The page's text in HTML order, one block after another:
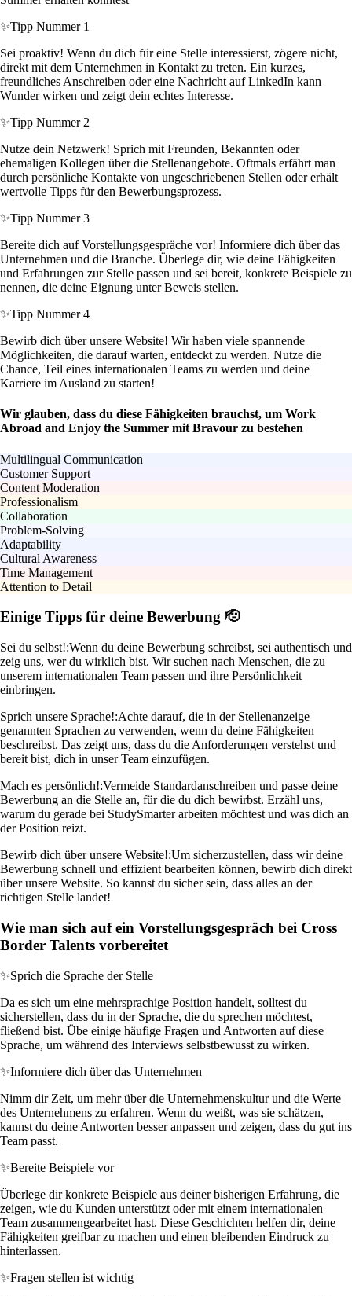
✨Tipp Nummer 1
Sei proaktiv! Wenn du dich für eine Stelle interessierst, zögere nicht,
direkt mit dem Unternehmen in Kontakt zu treten. Ein kurzes,
freundliches Anschreiben oder eine Nachricht auf LinkedIn kann
Wunder wirken und zeigt dein echtes Interesse.
✨Tipp Nummer 2
Nutze dein Netzwerk! Sprich mit Freunden, Bekannten oder
ehemaligen Kollegen über die Stellenangebote. Oftmals erfährt man
durch persönliche Kontakte von ungeschriebenen Stellen oder erhält
wertvolle Tipps für den Bewerbungsprozess.
✨Tipp Nummer 3
Bereite dich auf Vorstellungsgespräche vor! Informiere dich über das
Unternehmen und die Branche. Überlege dir, wie deine Fähigkeiten
und Erfahrungen zur Stelle passen und sei bereit, konkrete Beispiele zu
nennen, die deine Eignung unter Beweis stellen.
✨Tipp Nummer 4
Bewirb dich über unsere Website! Wir haben viele spannende
Möglichkeiten, die darauf warten, entdeckt zu werden. Nutze die
Chance, Teil eines internationalen Teams zu werden und deine
Karriere im Ausland zu starten!
Wir glauben, dass du diese Fähigkeiten brauchst, um Work
Abroad and Enjoy the Summer mit Bravour zu bestehen
Multilingual Communication
Customer Support
Content Moderation
Professionalism
Collaboration
Problem-Solving
Adaptability
Cultural Awareness
Time Management
Attention to Detail
Einige Tipps für deine Bewerbung 🫡
Sei du selbst!:Wenn du deine Bewerbung schreibst, sei authentisch und
zeig uns, wer du wirklich bist. Wir suchen nach Menschen, die zu
unserem internationalen Team passen und ihre Persönlichkeit
einbringen.
Sprich unsere Sprache!:Achte darauf, die in der Stellenanzeige
genannten Sprachen zu verwenden, wenn du deine Fähigkeiten
beschreibst. Das zeigt uns, dass du die Anforderungen verstehst und
bereit bist, dich in unser Team einzufügen.
Mach es persönlich!:Vermeide Standardanschreiben und passe deine
Bewerbung an die Stelle an, für die du dich bewirbst. Erzähl uns,
warum du gerade bei StudySmarter arbeiten möchtest und was dich an
der Position reizt.
Bewirb dich über unsere Website!:Um sicherzustellen, dass wir deine
Bewerbung schnell und effizient bearbeiten können, bewirb dich direkt
über unsere Website. So kannst du sicher sein, dass alles an der
richtigen Stelle landet!
Wie man sich auf ein Vorstellungsgespräch bei Cross
Border Talents vorbereitet
✨Sprich die Sprache der Stelle
Da es sich um eine mehrsprachige Position handelt, solltest du
sicherstellen, dass du in der Sprache, die du sprechen möchtest,
fließend bist. Übe einige häufige Fragen und Antworten auf diese
Sprache, um während des Interviews selbstbewusst zu wirken.
✨Informiere dich über das Unternehmen
Nimm dir Zeit, um mehr über die Unternehmenskultur und die Werte
des Unternehmens zu erfahren. Wenn du weißt, was sie schätzen,
kannst du deine Antworten besser anpassen und zeigen, dass du gut ins
Team passt.
✨Bereite Beispiele vor
Überlege dir konkrete Beispiele aus deiner bisherigen Erfahrung, die
zeigen, wie du Kunden unterstützt oder mit einem internationalen
Team zusammengearbeitet hast. Diese Geschichten helfen dir, deine
Fähigkeiten greifbar zu machen und einen bleibenden Eindruck zu
hinterlassen.
✨Fragen stellen ist wichtig